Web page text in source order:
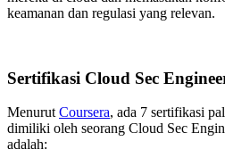
keamanan dan regulasi yang relevan.
Sertifikasi Cloud Sec
MenurutCoursera, ada 7 sertifikasi
dimiliki oleh seorang Cloud Sec
adalah: